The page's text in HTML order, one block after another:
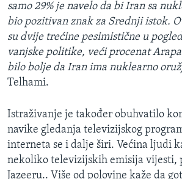
samo 29% je navelo da bi Iran sa
bio pozitivan znak za Srednji istok.
su dvije trećine pesimistične u
vanjske politike, veći procenat
bilo bolje da Iran ima nuklearno
Telhami.
Istraživanje je također obuhvatilo
navike gledanja televizijskog
interneta se i dalje širi. Većina ljudi
nekoliko televizijskih emisija vijesti,
Jazeeru.. Više od polovine kaže da